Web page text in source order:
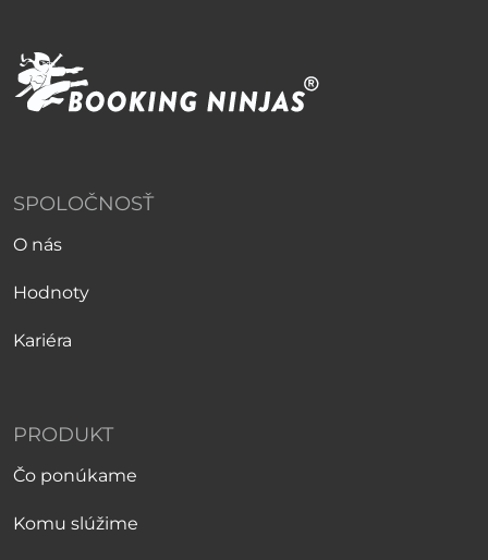
SPOLOČNOSŤ
O nás
Hodnoty
Kariéra
PRODUKT
Čo ponúkame
Komu slúžime